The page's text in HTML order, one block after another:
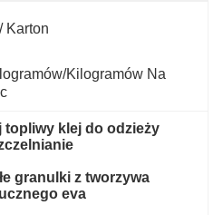
Karton
kilogramów Na
topliwy klej do odzieży
granulki z tworzywa
eva